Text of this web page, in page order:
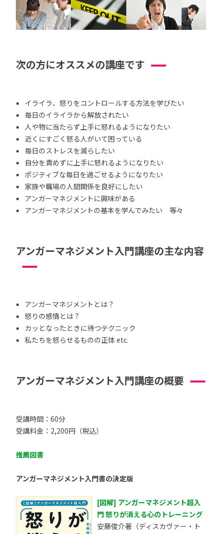
次の方にオススメの講座です
イライラ、怒りをコントロールする方法を学びたい
毎日のイライラから解放されたい
人や物に当たらず上手に怒れるようになりたい
近くにすごく怒る人がいて困っている
毎日のストレスを減らしたい
自分を責めずに上手に怒れるようになりたい
ポジティブな毎日を過ごせるようになりたい
家族や職場の人間関係を良好にしたい
アンガーマネジメントに興味がある
アンガーマネジメントの基本を学んでみたい 等々
アンガーマネジメント入門講座の主な内容
アンガーマネジメントとは？
怒りの感情とは？
カッとなったときに待つテクニック
私たちを怒らせるものの正体 etc.
アンガーマネジメント入門講座の概要
受講時間：60分
受講料金：2,200円（税込）
推薦図書
アンガーマネジメント入門書の決定版
[図解] アンガーマネジメント超入
門 怒りが消える心のトレーニング
安藤俊介著（ディスカヴァー・ト